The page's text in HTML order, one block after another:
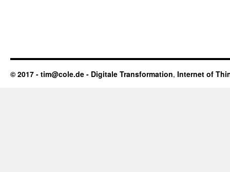
© 2017 - tim@cole.de - Digitale Transformation, Internet of